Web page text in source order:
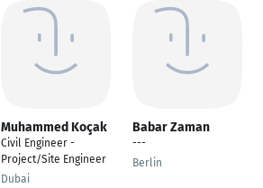
Muhammed Koçak
Civil Engineer -
Project/Site Engineer
Dubai
Babar Zaman
---
Berlin